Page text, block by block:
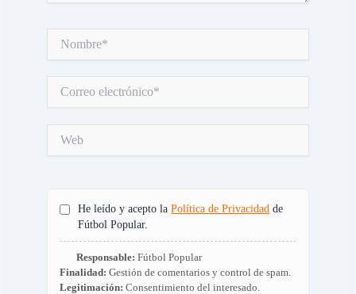
electrónico*
He leído y acepto laPolítica de Privacidad de
Fútbol Popular.
Responsable: Fútbol Popular
Finalidad: Gestión de comentarios y control de spam.
Legitimación: Consentimiento del interesado.